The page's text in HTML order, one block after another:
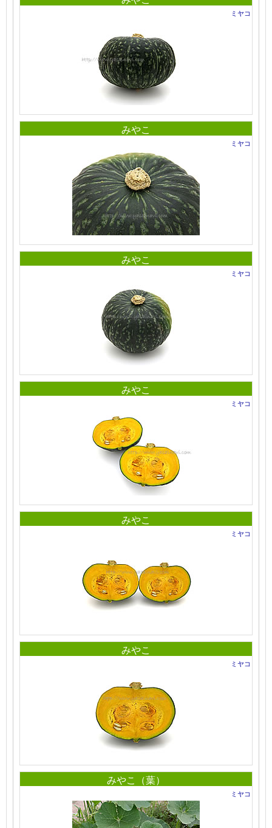
ミヤコ
みやこ
ミヤコ
みやこ
ミヤコ
みやこ
ミヤコ
みやこ
ミヤコ
みやこ
ミヤコ
みやこ（葉）
ミヤコ